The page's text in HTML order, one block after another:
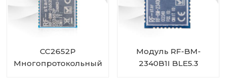
CC2652P
Многопротокольный
Модуль RF-BM-
2340B1I BLE5.3